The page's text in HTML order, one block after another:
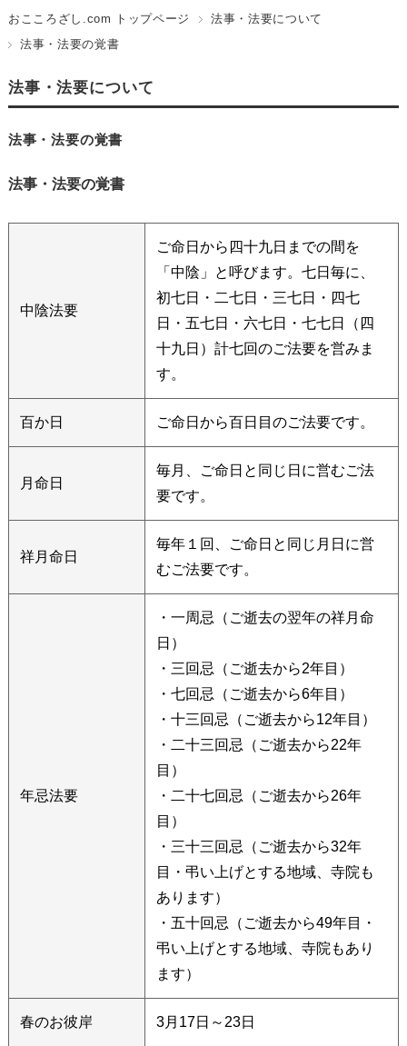
おこころざし.com トップページ
法事・法要について
法事・法要の覚書
法事・法要について
法事・法要の覚書
法事・法要の覚書
中陰法要
ご命日から四十九日までの間を
「中陰」と呼びます。七日毎に、
初七日・二七日・三七日・四七
日・五七日・六七日・七七日（四
十九日）計七回のご法要を営みま
す。
百か日 ご命日から百日目のご法要です。
月命日
毎月、ご命日と同じ日に営むご法
要です。
祥月命日
毎年１回、ご命日と同じ月日に営
むご法要です。
年忌法要
・一周忌（ご逝去の翌年の祥月命
日）
・三回忌（ご逝去から2年目）
・七回忌（ご逝去から6年目）
・十三回忌（ご逝去から12年目）
・二十三回忌（ご逝去から22年
目）
・二十七回忌（ご逝去から26年
目）
・三十三回忌（ご逝去から32年
目・弔い上げとする地域、寺院も
あります）
・五十回忌（ご逝去から49年目・
弔い上げとする地域、寺院もあり
ます）
春のお彼岸 3月17日～23日